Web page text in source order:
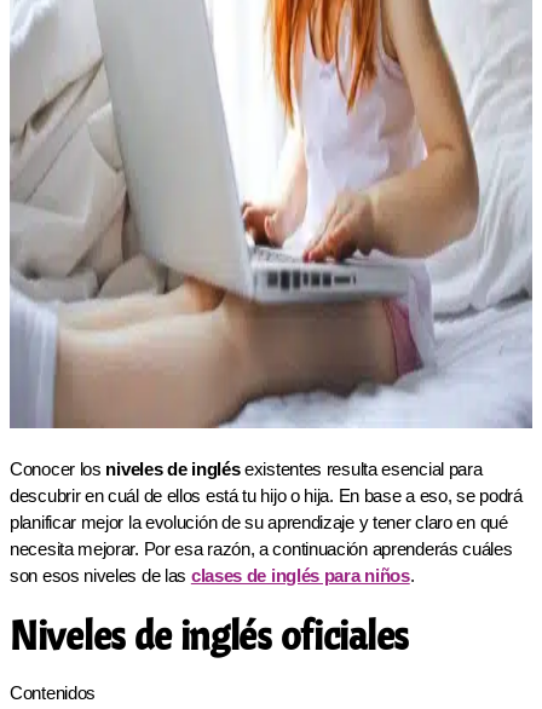
Conocer los niveles de inglésexistentes resulta esencial para
descubrir en cuál de ellos está tu hijo o hija. En base a eso, se podrá
planificar mejor la evolución de su aprendizaje y tener claro en qué
necesita mejorar. Por esa razón, a continuación aprenderás cuáles
son esos niveles de las clases de inglés para niños.
Niveles de inglés oficiales
Contenidos